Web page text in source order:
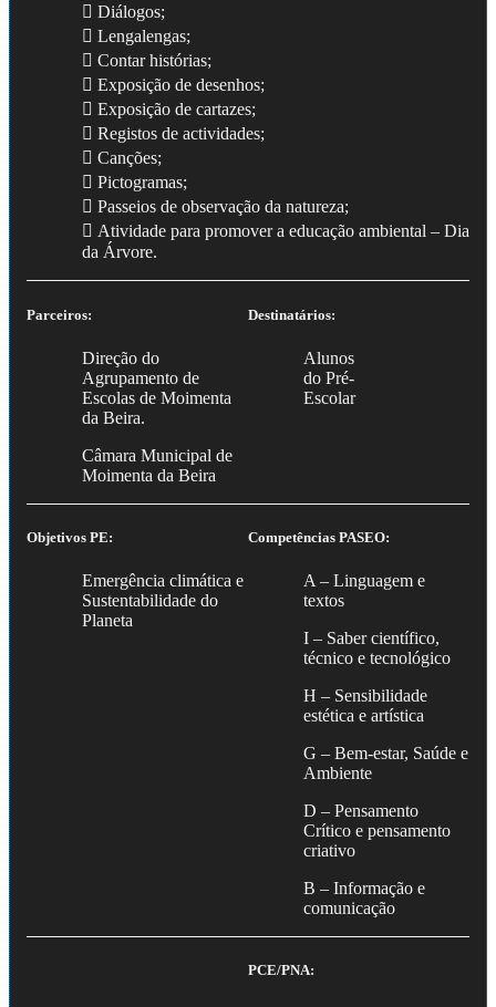
 Diálogos;
 Lengalengas;
 Contar histórias;
 Exposição de desenhos;
 Exposição de cartazes;
 Registos de actividades;
 Canções;
 Pictogramas;
 Passeios de observação da natureza;
 Atividade para promover a educação ambiental – Dia
da Árvore.
Parceiros:
Direção do
Agrupamento de
Escolas de Moimenta
da Beira.
Câmara Municipal de
Moimenta da Beira
Destinatários:
Alunos
do Pré-
Escolar
Objetivos PE:
Emergência climática e
Sustentabilidade do
Planeta
Competências PASEO:
A – Linguagem e
textos
I – Saber científico,
técnico e tecnológico
H – Sensibilidade
estética e artística
G – Bem-estar, Saúde e
Ambiente
D – Pensamento
Crítico e pensamento
criativo
B – Informação e
comunicação
PCE/PNA: